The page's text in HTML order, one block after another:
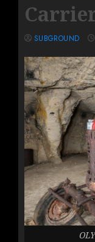
SUBGROUND